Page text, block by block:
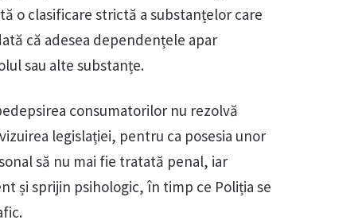
o clasificare strictă a substanțelor care
că adesea dependențele apar
sau alte substanțe.
consumatorilor nu rezolvă
legislației, pentru ca posesia unor
să nu mai fie tratată penal, iar
și sprijin psihologic, în timp ce Poliția se